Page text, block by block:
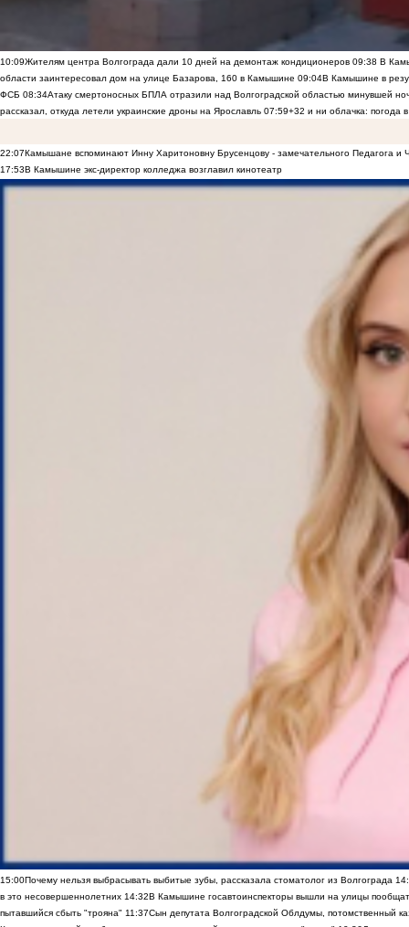
10:09Жителям центра Волгограда дали 10 дней на демонтаж кондиционеров 09:38 В
области заинтересовал дом на улице Базарова, 160 в Камышине 09:04В Камышине в
ФСБ 08:34Атаку смертоносных БПЛА отразили над Волгоградской областью минувшей
рассказал, откуда летели украинские дроны на Ярославль 07:59+32 и ни облачка: погода
22:07Камышане вспоминают Инну Харитоновну Брусенцову - замечательного Педагога и
17:53В Камышине экс-директор колледжа возглавил кинотеатр
15:00Почему нельзя выбрасывать выбитые зубы, рассказала стоматолог из Волгограда
в это несовершеннолетних 14:32В Камышине госавтоинспекторы вышли на улицы
пытавшийся сбыть "трояна" 11:37Сын депутата Волгоградской Облдумы, потомственный